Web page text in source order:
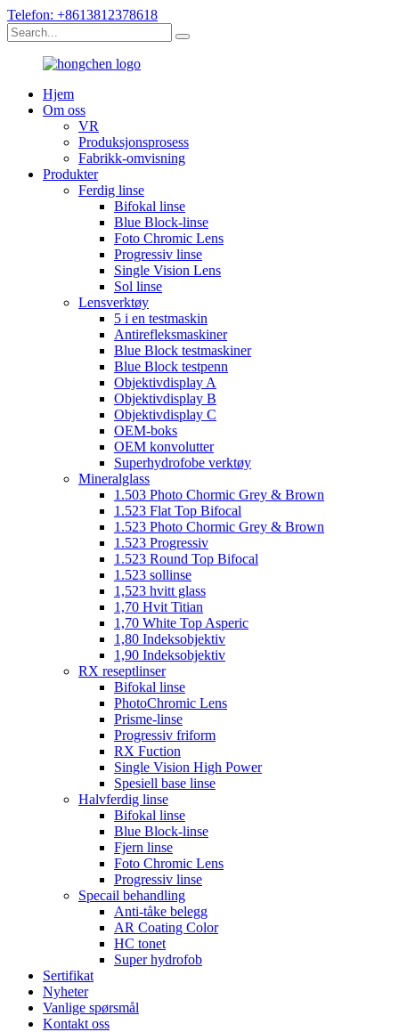
Telefon: +8613812378618
Hjem
Om oss
VR
Produksjonsprosess
Fabrikk-omvisning
Produkter
Ferdig linse
Bifokal linse
Blue Block-linse
Foto Chromic Lens
Progressiv linse
Single Vision Lens
Sol linse
Lensverktøy
5 i en testmaskin
Antirefleksmaskiner
Blue Block testmaskiner
Blue Block testpenn
Objektivdisplay A
Objektivdisplay B
Objektivdisplay C
OEM-boks
OEM konvolutter
Superhydrofobe verktøy
Mineralglass
1.503 Photo Chormic Grey & Brown
1.523 Flat Top Bifocal
1.523 Photo Chormic Grey & Brown
1.523 Progressiv
1.523 Round Top Bifocal
1.523 sollinse
1,523 hvitt glass
1,70 Hvit Titian
1,70 White Top Asperic
1,80 Indeksobjektiv
1,90 Indeksobjektiv
RX reseptlinser
Bifokal linse
PhotoChromic Lens
Prisme-linse
Progressiv friform
RX Fuction
Single Vision High Power
Spesiell base linse
Halvferdig linse
Bifokal linse
Blue Block-linse
Fjern linse
Foto Chromic Lens
Progressiv linse
Specail behandling
Anti-tåke belegg
AR Coating Color
HC tonet
Super hydrofob
Sertifikat
Nyheter
Vanlige spørsmål
Kontakt oss